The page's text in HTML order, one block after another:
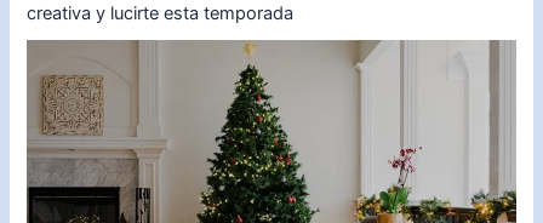
creativa y lucirte esta temporada